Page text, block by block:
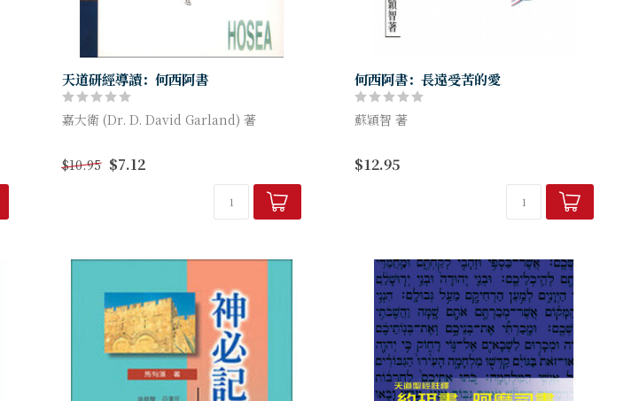
天道研經導讀：何西阿書
嘉大衛 (Dr. D. David Garland) 著
不打算要包羅萬有，或作精微的分析，只把
$10.95 $7.12
何西阿書：長遠受苦的愛
蘇穎智 著
是北國先知，親眼目睹北國的末期與衰亡。
何西阿書是舊約中唯一由北國先知撰寫的著
作，也是聖經中首次以婚姻來象...
$12.95